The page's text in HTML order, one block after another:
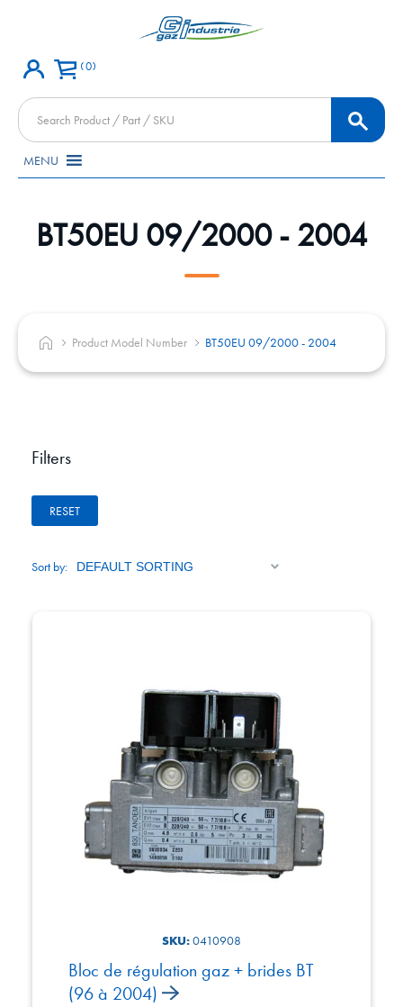
0
Products
search
MENU
BT50EU 09/2000 - 2004
Product Model Number BT50EU 09/2000 - 2004
Filters
RESET
Sort by:
SKU:0410908
Bloc de régulation gaz + brides BT
(96 à 2004)